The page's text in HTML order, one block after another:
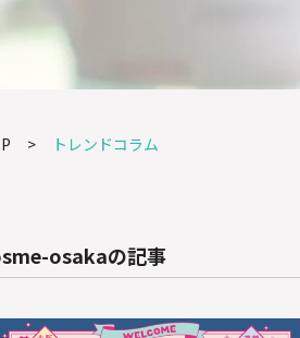
トレンドコラム
osakaの記事